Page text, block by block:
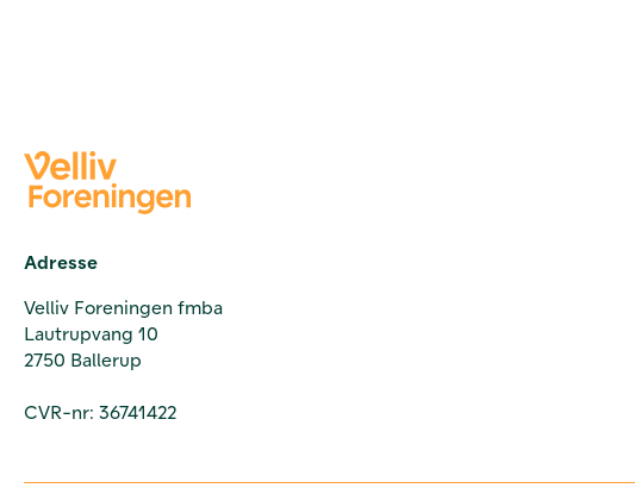
Adresse
Velliv Foreningen fmba
Lautrupvang 10
2750 Ballerup
CVR-nr: 36741422